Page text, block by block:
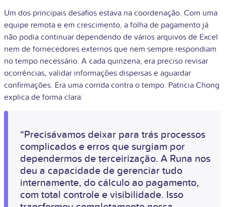
Um dos principais desafios estava na coordenação. Com uma
equipe remota e em crescimento, a folha de pagamento já
não podia continuar dependendo de vários arquivos de Excel
nem de fornecedores externos que nem sempre respondiam
no tempo necessário. A cada quinzena, era preciso revisar
ocorrências, validar informações dispersas e aguardar
confirmações. Era uma corrida contra o tempo. Patricia Chong
explica de forma clara:
“Precisávamos deixar para trás processos
complicados e erros que surgiam por
dependermos de terceirização. A Runa nos
deu a capacidade de gerenciar tudo
internamente, do cálculo ao pagamento,
com total controle e visibilidade. Isso